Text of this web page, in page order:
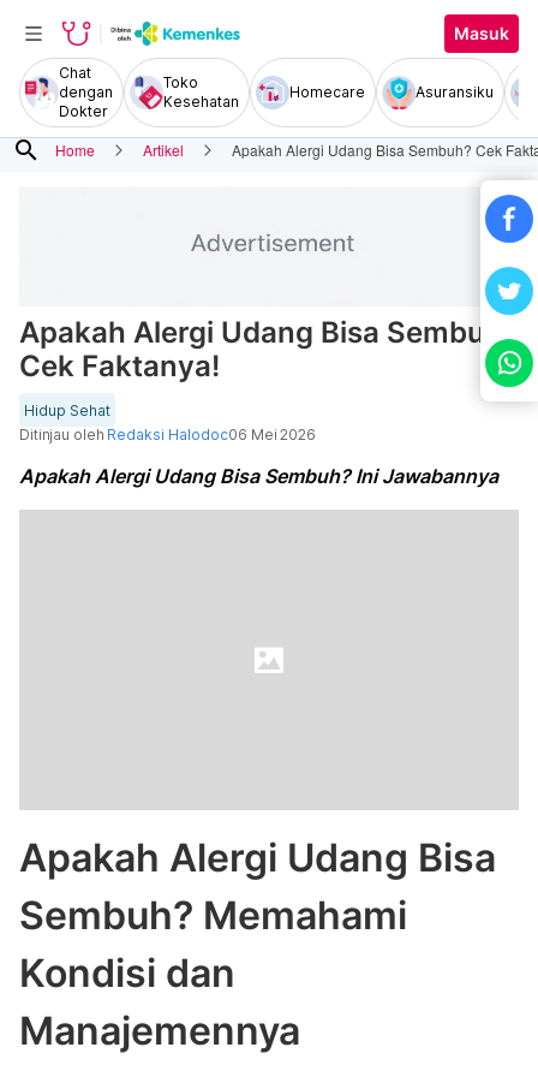
Masuk
Chat
dengan
Dokter
Toko
Kesehatan
Homecare Asuransiku
search Home Artikel Apakah Alergi Udang Bisa Sembuh? Cek
Apakah Alergi Udang Bisa Sembuh?
Cek Faktanya!
Hidup Sehat
Ditinjau oleh Redaksi Halodoc06 Mei 2026
Apakah Alergi Udang Bisa Sembuh? Ini Jawabannya
Apakah Alergi Udang Bisa
Sembuh? Memahami
Kondisi dan
Manajemennya